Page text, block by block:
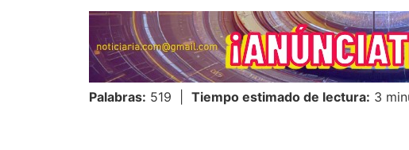
Palabras: 519 | Tiempo estimado de lectura: 3